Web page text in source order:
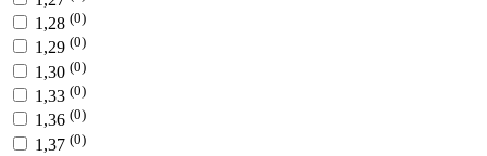
1,28 (0)
1,29 (0)
1,30 (0)
1,33 (0)
1,36 (0)
1,37 (0)